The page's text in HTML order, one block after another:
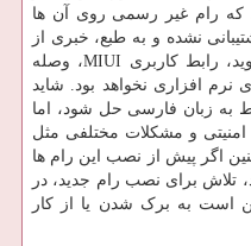
که رام غیر رسمی روی آن ها
نشده و به طبع، خبری از
نسخه‌ های جدید سیستم عامل اندروید، رابط کاربری MIUI، وصله
نرم افزاری نخواهد بود. شاید
زبان فارسی حل شود، اما
امنیتی و مشکلات مختلفی مثل
اگر پیش از نصب این رام‌ ها
تلاش برای نصب رام جدید، در
به برک شدن یا از کار